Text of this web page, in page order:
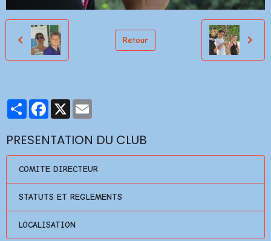
Retour
PartagerFacebook
X
PRESENTATION DU CLUB
COMITE DIRECTEUR
STATUTS ET REGLEMENTS
LOCALISATION